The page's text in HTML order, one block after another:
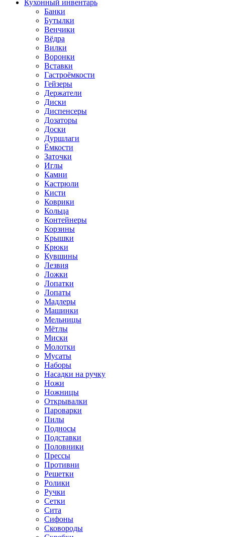
Кухонный инвентарь
Банки
Бутылки
Венчики
Вёдра
Вилки
Воронки
Вставки
Гастроёмкости
Гейзеры
Держатели
Диски
Диспенсеры
Дозаторы
Доски
Дуршлаги
Ёмкости
Заточки
Иглы
Камни
Кастрюли
Кисти
Коврики
Кольца
Контейнеры
Корзины
Крышки
Крюки
Кувшины
Лезвия
Ложки
Лопатки
Лопаты
Мадлеры
Машинки
Мельницы
Мётлы
Миски
Молотки
Мусаты
Наборы
Насадки на ручку
Ножи
Ножницы
Открывалки
Пароварки
Пилы
Подносы
Подставки
Половники
Прессы
Противни
Решетки
Ролики
Ручки
Сетки
Сита
Сифоны
Сковороды